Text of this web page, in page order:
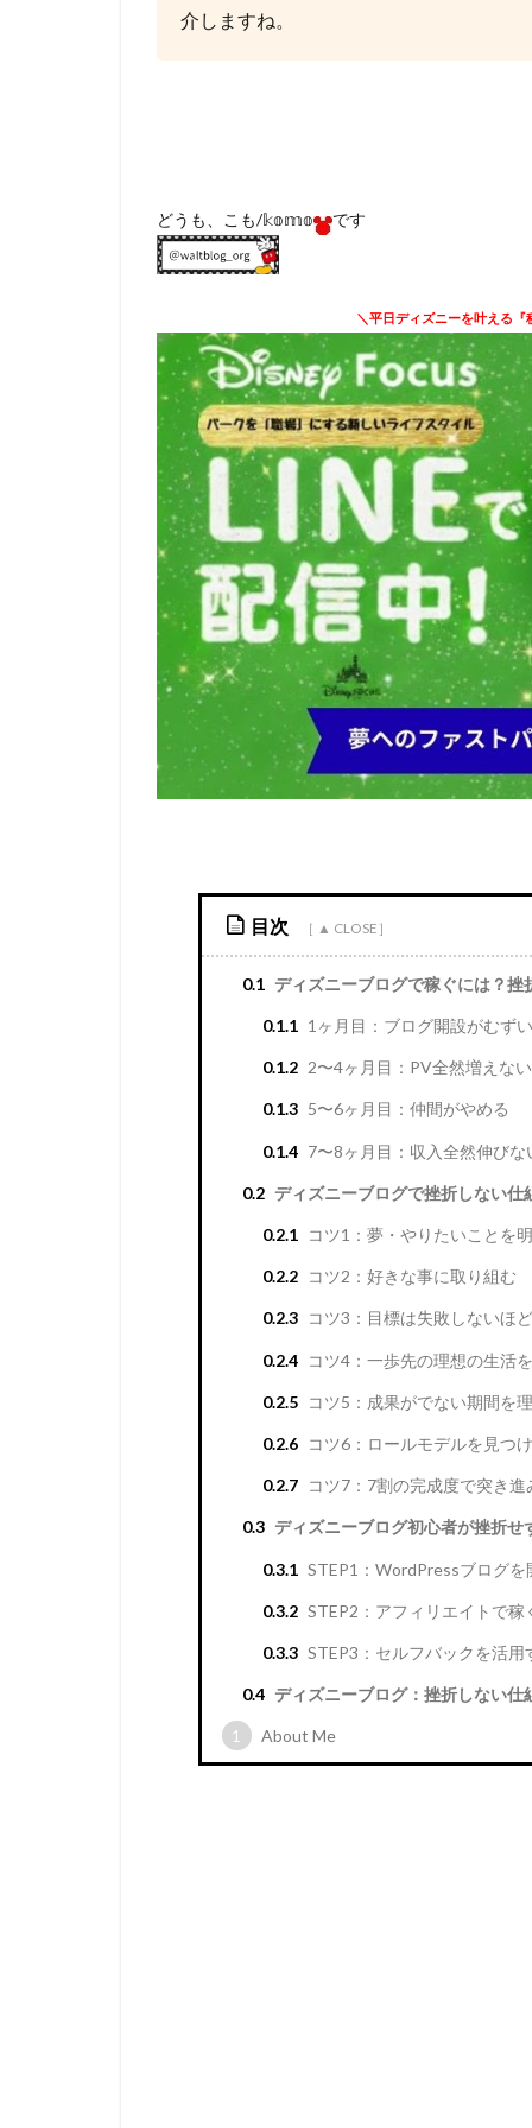
介しますね。
どうも、こも/𝕜𝕠𝕞𝕠 です
＼平日ディズニーを叶える『
目次
0.1 ディズニーブログで稼ぐには？
0.1.1 1ヶ月目：ブログ開設がむずい
0.1.2 2〜4ヶ月目：PV全然増えない
0.1.3 5〜6ヶ月目：仲間がやめる
0.1.4 7〜8ヶ月目：収入全然伸びな
0.2 ディズニーブログで挫折しない仕
0.2.1 コツ1：夢・やりたいことを
0.2.2 コツ2：好きな事に取り組む
0.2.3 コツ3：目標は失敗しないほ
0.2.4 コツ4：一歩先の理想の生活
0.2.5 コツ5：成果がでない期間を
0.2.6 コツ6：ロールモデルを見つ
0.2.7 コツ7：7割の完成度で突き
0.3 ディズニーブログ初心者が挫折せ
0.3.1 STEP1：WordPressブログを
0.3.2 STEP2：アフィリエイトで稼
0.3.3 STEP3：セルフバックを活用
0.4 ディズニーブログ：挫折しない仕
1 About Me